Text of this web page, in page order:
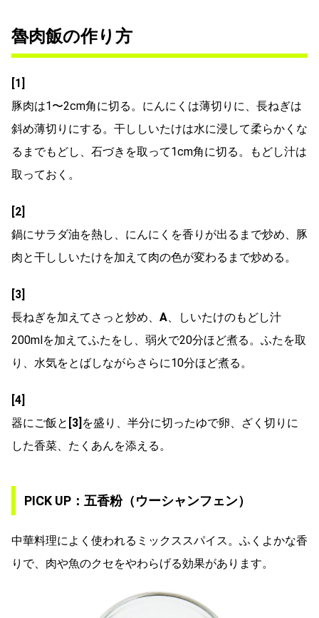
魯肉飯の作り方
[1]
豚肉は1〜2cm角に切る。にんにくは薄切りに、長ねぎは
斜め薄切りにする。干ししいたけは水に浸して柔らかくな
るまでもどし、石づきを取って1cm角に切る。もどし汁は
取っておく。
[2]
鍋にサラダ油を熱し、にんにくを香りが出るまで炒め、豚
肉と干ししいたけを加えて肉の色が変わるまで炒める。
[3]
長ねぎを加えてさっと炒め、 A 、しいたけのもどし汁
200mlを加えてふたをし、弱火で20分ほど煮る。ふたを取
り、水気をとばしながらさらに10分ほど煮る。
[4]
器にご飯と [3] を盛り、半分に切ったゆで卵、ざく切りに
した香菜、たくあんを添える。
PICK UP：五香粉（ウーシャンフェン）
中華料理によく使われるミックススパイス。ふくよかな香
りで、肉や魚のクセをやわらげる効果があります。